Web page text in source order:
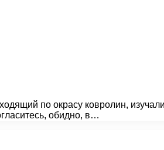
по окрасу ковролин,
обидно, в…